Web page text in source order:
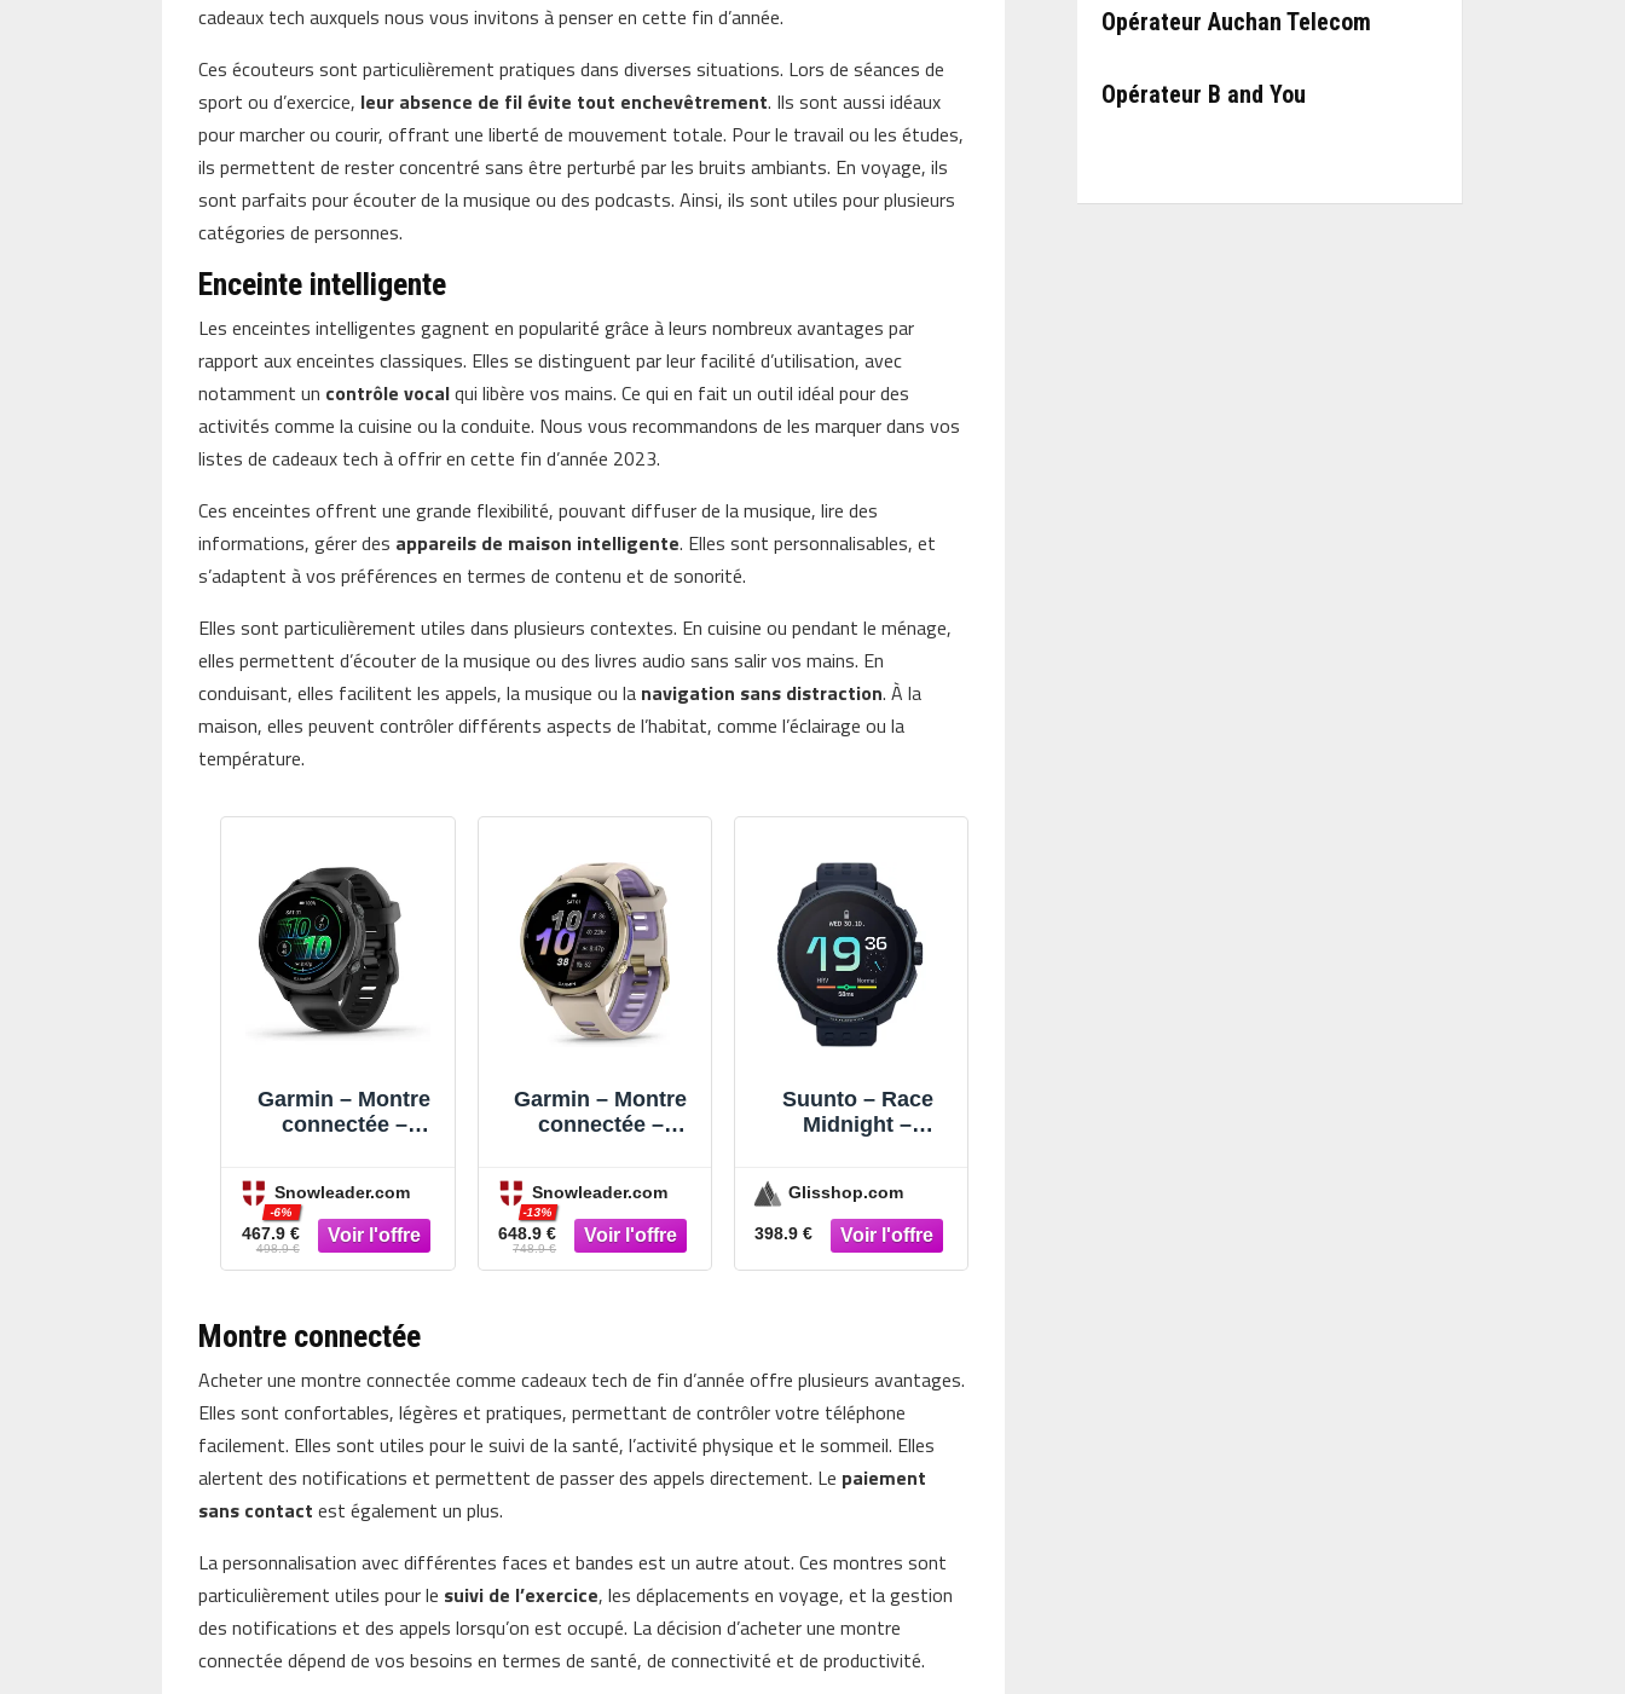
cadeaux tech auxquels nous vous invitons à penser en cette fin d’année.
Ces écouteurs sont particulièrement pratiques dans diverses situations. Lors de séances de
sport ou d’exercice, leur absence de fil évite tout enchevêtrement. Ils sont aussi idéaux
pour marcher ou courir, offrant une liberté de mouvement totale. Pour le travail ou les études,
ils permettent de rester concentré sans être perturbé par les bruits ambiants. En voyage, ils
sont parfaits pour écouter de la musique ou des podcasts. Ainsi, ils sont utiles pour plusieurs
catégories de personnes.
Enceinte intelligente
Les enceintes intelligentes gagnent en popularité grâce à leurs nombreux avantages par
rapport aux enceintes classiques. Elles se distinguent par leur facilité d’utilisation, avec
notamment un contrôle vocalqui libère vos mains. Ce qui en fait un outil idéal pour des
activités comme la cuisine ou la conduite. Nous vous recommandons de les marquer dans vos
listes de cadeaux tech à offrir en cette fin d’année 2023.
Ces enceintes offrent une grande flexibilité, pouvant diffuser de la musique, lire des
informations, gérer des appareils de maison intelligente. Elles sont personnalisables, et
s’adaptent à vos préférences en termes de contenu et de sonorité.
Elles sont particulièrement utiles dans plusieurs contextes. En cuisine ou pendant le ménage,
elles permettent d’écouter de la musique ou des livres audio sans salir vos mains. En
conduisant, elles facilitent les appels, la musique ou la navigation sans distraction. À la
maison, elles peuvent contrôler différents aspects de l’habitat, comme l’éclairage ou la
température.
Garmin – Montre
connectée –
Titane – Noir
Snowleader.com
467.9 €
-6%
498.9 €
Garmin – Montre
connectée –
Linen/Indigo en
Titane – Beige
Snowleader.com
648.9 €
-13%
748.9 €
Suunto – Race
Midnight –
Glisshop.com
398.9 €
Montre connectée
Acheter une montre connectée comme cadeaux tech de fin d’année offre plusieurs avantages.
Elles sont confortables, légères et pratiques, permettant de contrôler votre téléphone
facilement. Elles sont utiles pour le suivi de la santé, l’activité physique et le sommeil. Elles
alertent des notifications et permettent de passer des appels directement. Le paiement
sans contact est également un plus.
La personnalisation avec différentes faces et bandes est un autre atout. Ces montres sont
particulièrement utiles pour le suivi de l’exercice, les déplacements en voyage, et la gestion
des notifications et des appels lorsqu’on est occupé. La décision d’acheter une montre
connectée dépend de vos besoins en termes de santé, de connectivité et de productivité.
Opérateur Auchan Telecom
Opérateur B and You